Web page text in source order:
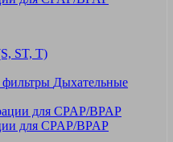
ST, T)
Дыхательные
для CPAP/BPAP